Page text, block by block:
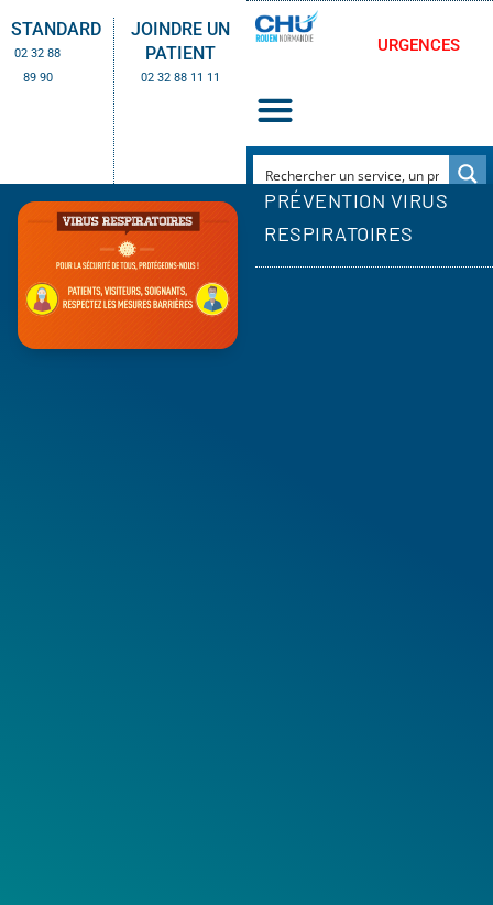
STANDARD
02 32 88
89 90
JOINDRE UN
PATIENT
02 32 88 11 11
URGENCES
PRÉVENTION VIRUS
RESPIRATOIRES